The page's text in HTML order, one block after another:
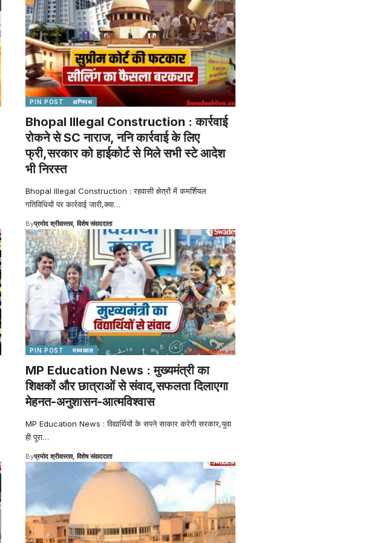
PIN POST अग्निपथ
Bhopal Illegal Construction : कार्रवाई
रोकने से SC नाराज, ननि कार्रवाई के लिए
फ्री,सरकार को हाईकोर्ट से मिले सभी स्टे आदेश
भी निरस्त
Bhopal Illegal Construction : रहवासी क्षेत्रों में कमर्शियल
गतिविधियों पर कार्रवाई जारी,क्या…
Byप्रमोद श्रीवास्तव, विशेष संवाददाता
PIN POST मध्यकाल
MP Education News : मुख्यमंत्री का
शिक्षकों और छात्राओं से संवाद,सफलता दिलाएगा
मेहनत-अनुशासन-आत्मविश्वास
MP Education News : विद्यार्थियों के सपने साकार करेगी सरकार,युवा
ही पूरा…
Byप्रमोद श्रीवास्तव, विशेष संवाददाता